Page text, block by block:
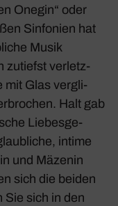
Onegin“ oder
Sinfo­nien hat
Musik
zutiefst verletz­
mit Glas vergli­
Halt gab
Liebes­ge­
intime
und Mäzenin
sich die beiden
Sie sich in den